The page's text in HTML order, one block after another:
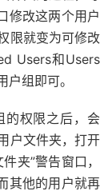
修改这两个用户
限就变为可修改
Users和Users
组即可。
权限之后，会
户文件夹，打开
夹”警告窗口，
其他的用户就再